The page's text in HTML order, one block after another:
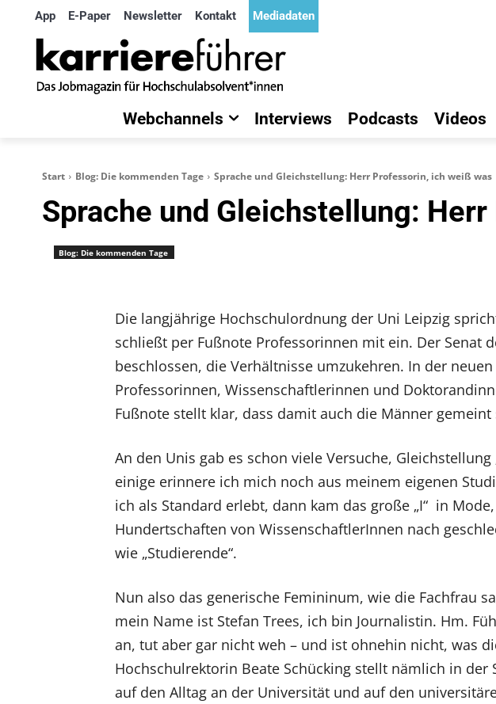
App E-Paper Newsletter Kontakt Mediadaten
Webchannels Interviews Podcasts Videos
Start Blog: Die kommenden Tage Sprache und Gleichstellung: Herr Professorin, ich weiß was
Sprache und Gleichstellung:
Blog: Die kommenden Tage
Die langjährige Hochschulordnung der Uni Leipzig
schließt per Fußnote Professorinnen mit ein. Der Senat
beschlossen, die Verhältnisse umzukehren. In der
Professorinnen, Wissenschaftlerinnen und
Fußnote stellt klar, dass damit auch die Männer gemeint
An den Unis gab es schon viele Versuche, Gleichstellung
einige erinnere ich mich noch aus meinem eigenen
ich als Standard erlebt, dann kam das große „I“ in
Hundertschaften von WissenschaftlerInnen nach
wie „Studierende“.
Nun also das generische Femininum, wie die Fachfrau
mein Name ist Stefan Trees, ich bin Journalistin. Hm.
an, tut aber gar nicht weh – und ist ohnehin nicht, was
Hochschulrektorin Beate Schücking stellt nämlich in der
auf den Alltag an der Universität und auf den